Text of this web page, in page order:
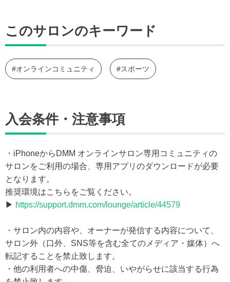
このサロンのキーワード
#オンラインコミュニティ #スポーツ
入会条件・注意事項
・iPhoneからDMM オンラインサロン専用コミュニティの
サロンをご利用の場合、専用アプリのダウンロードが必要
となります。
推奨環境はこちらをご覧ください。
▶ https://support.dmm.com/lounge/article/44579
・サロン内の内容や、オーナーが発信する内容について、
サロン外（口外、SNS等を含む全てのメディア・媒体）へ
転記することを禁止致します。
・他の利用者への中傷、脅迫、いやがらせに該当する行為